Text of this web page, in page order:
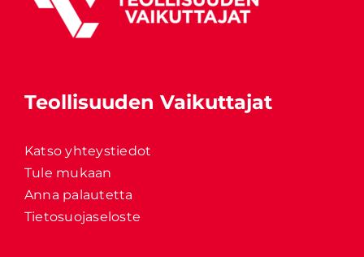
Teollisuuden Vaikuttajat
Katso yhteystiedot
Tule mukaan
Anna palautetta
Tietosuojaseloste